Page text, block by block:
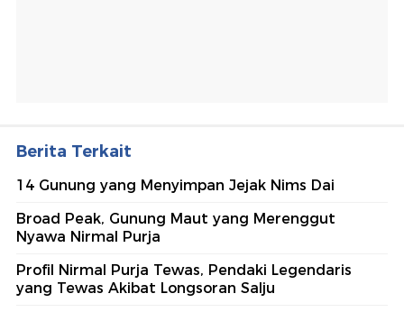
Berita Terkait
14 Gunung yang Menyimpan Jejak Nims Dai
Broad Peak, Gunung Maut yang Merenggut
Nyawa Nirmal Purja
Profil Nirmal Purja Tewas, Pendaki Legendaris
yang Tewas Akibat Longsoran Salju